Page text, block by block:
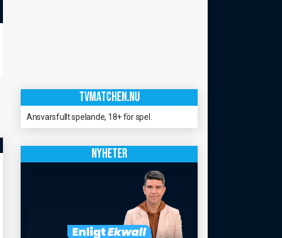
TVMATCHEN.NU
Ansvarsfullt spelande, 18+ för spel.
NYHETER